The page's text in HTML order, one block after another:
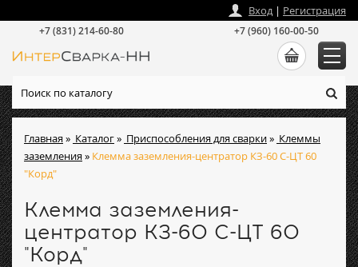
Главная» Каталог» Приспособления для сварки» Клеммы
заземления» Клемма заземления-центратор КЗ-60 С-ЦТ 60
"Корд"
Клемма заземления-
центратор КЗ-60 С-ЦТ 60
"Корд"
Вход| Регистрация
+7 (831) 214-60-80 +7 (960) 160-00-50